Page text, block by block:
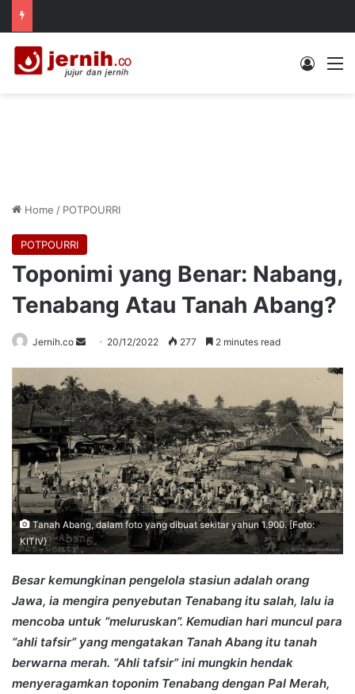
Log In
Home / POTPOURRI
POTPOURRI
Toponimi yang Benar: Nabang,
Tenabang Atau Tanah Abang?
Jernih.co
Send 20/12/2022 277 2 minutes read
Tanah Abang, dalam foto yang dibuat sekitar yahun 1.900. [Foto:
KITIV}
Besar kemungkinan pengelola stasiun adalah orang
Jawa, ia mengira penyebutan Tenabang itu salah, lalu ia
mencoba untuk “meluruskan”. Kemudian hari muncul para
“ahli tafsir” yang mengatakan Tanah Abang itu tanah
berwarna merah. “Ahli tafsir” ini mungkin hendak
menyeragamkan toponim Tenabang dengan Pal Merah,